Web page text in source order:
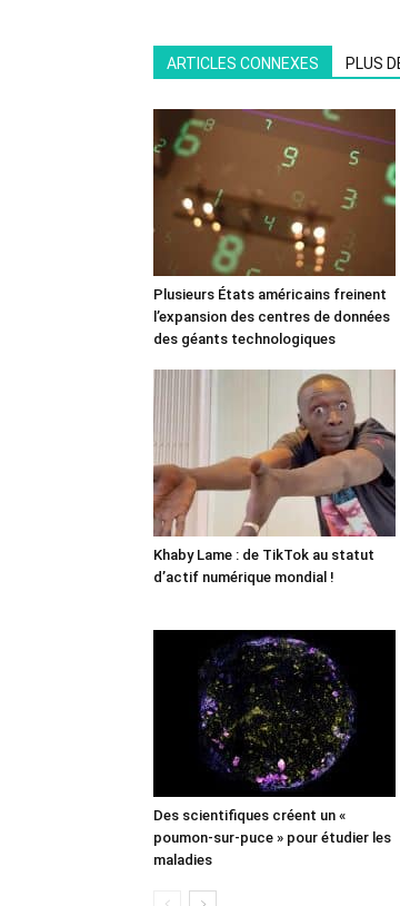
ARTICLES CONNEXES PLUS
Plusieurs États américains freinent
l’expansion des centres de données
des géants technologiques
Khaby Lame : de TikTok au statut
d’actif numérique mondial !
Des scientifiques créent un «
poumon-sur-puce » pour étudier les
maladies